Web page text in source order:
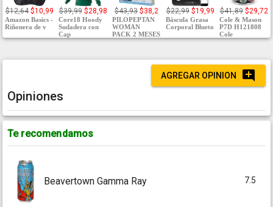
$12,64 $10,99
Amazon Basics -
Riñonera de v
$39,99 $28,98
Core18 Hoody
Sudadera con
Cap
$43,93 $38,2
PILOPEPTAN
WOMAN
PACK 2 MESES
$22,99 $19,99
Báscula Grasa
Corporal Blueto
$41,89 $29,72
Cole & Mason
P7D H121808
Cole
AGREGAR OPINION
Opiniones
Te recomendamos
Beavertown Gamma Ray 7.5